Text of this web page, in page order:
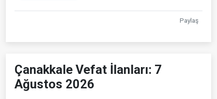
Paylaş
Çanakkale Vefat İlanları: 7
Ağustos 2026